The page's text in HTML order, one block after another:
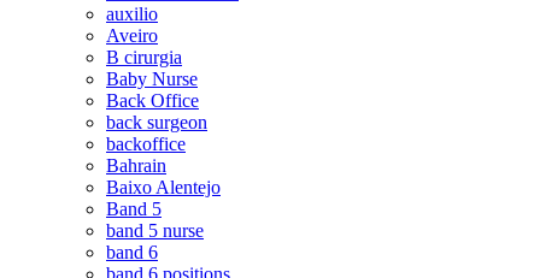
auxilio
Aveiro
B cirurgia
Baby Nurse
Back Office
back surgeon
backoffice
Bahrain
Baixo Alentejo
Band 5
band 5 nurse
band 6
band 6 positions